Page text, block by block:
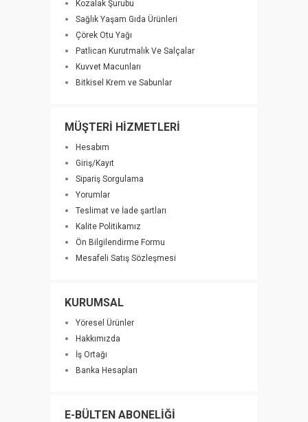
Kozalak Şurubu
Sağlık Yaşam Gıda Ürünleri
Çörek Otu Yağı
Patlican Kurutmalık Ve Salçalar
Kuvvet Macunları
Bitkisel Krem ve Sabunlar
MÜŞTERİ HİZMETLERİ
Hesabım
Giriş/Kayıt
Sipariş Sorgulama
Yorumlar
Teslimat ve İade şartları
Kalite Politikamız
Ön Bilgilendirme Formu
Mesafeli Satış Sözleşmesi
KURUMSAL
Yöresel Ürünler
Hakkımızda
İş Ortağı
Banka Hesapları
E-BÜLTEN ABONELİĞİ